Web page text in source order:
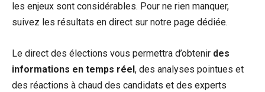
les enjeux sont considérables. Pour ne rien manquer,
suivez les résultats en direct sur notre page dédiée.
Le direct des élections vous permettra d’obtenir des
informations en temps réel, des analyses pointues et
des réactions à chaud des candidats et des experts